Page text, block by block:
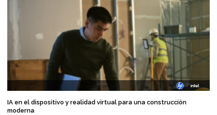
IA en el dispositivo y realidad virtual para una construcción
moderna